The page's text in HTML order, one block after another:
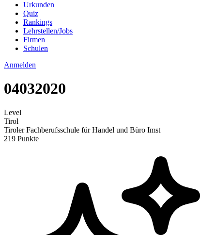
Urkunden
Quiz
Rankings
Lehrstellen/Jobs
Firmen
Schulen
Anmelden
04032020
Level
Tirol
Tiroler Fachberufsschule für Handel und Büro Imst
219 Punkte